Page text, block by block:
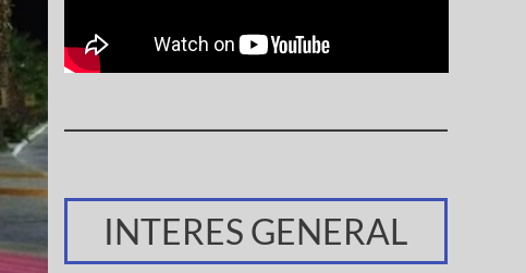
INTERES GENERAL